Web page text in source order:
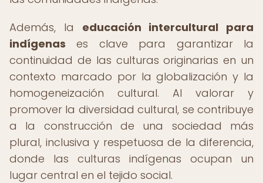
Además, la educación intercultural para
indígenas es clave para garantizar la
continuidad de las culturas originarias en un
contexto marcado por la globalización y la
homogeneización cultural. Al valorar y
promover la diversidad cultural, se contribuye
a la construcción de una sociedad más
plural, inclusiva y respetuosa de la diferencia,
donde las culturas indígenas ocupan un
lugar central en el tejido social.